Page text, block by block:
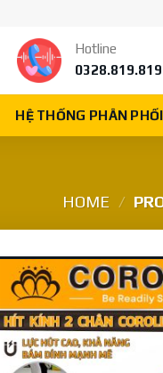
Hotline
0328.819.819
HỆ THỐNG PHÂN PHỐI
HOME /